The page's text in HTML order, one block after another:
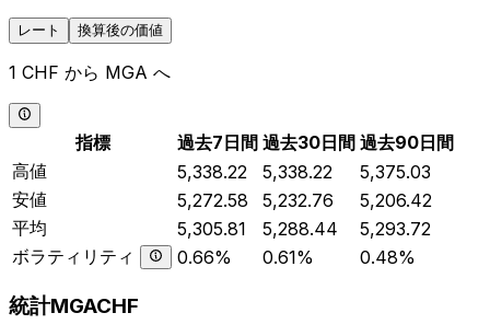
レート 換算後の価値
1 CHF から MGA へ
指標 過去7日間 過去30日間 過去90日間
高値
5,338.22 5,338.22
5,375.03
安値
5,272.58 5,232.76
5,206.42
平均
5,305.81 5,288.44
5,293.72
ボラティリティ
0.66% 0.61% 0.48%
統計MGACHF